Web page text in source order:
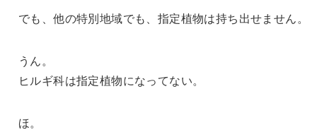
でも、他の特別地域でも、指定植物は持ち出せません。
うん。
ヒルギ科は指定植物になってない。
ほ。